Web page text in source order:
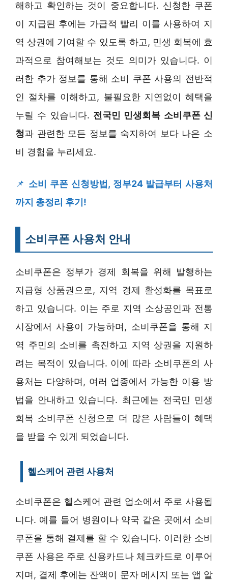
해하고 확인하는 것이 중요합니다. 신청한 쿠폰
이 지급된 후에는 가급적 빨리 이를 사용하여 지
역 상권에 기여할 수 있도록 하고, 민생 회복에 효
과적으로 참여해보는 것도 의미가 있습니다. 이
러한 추가 정보를 통해 소비 쿠폰 사용의 전반적
인 절차를 이해하고, 불필요한 지연없이 혜택을
누릴 수 있습니다. 전국민 민생회복 소비쿠폰 신
청과 관련한 모든 정보를 숙지하여 보다 나은 소
비 경험을 누리세요.
📌 소비 쿠폰 신청방법, 정부24 발급부터 사용처
까지 총정리 후기!
소비쿠폰 사용처 안내
소비쿠폰은 정부가 경제 회복을 위해 발행하는
지급형 상품권으로, 지역 경제 활성화를 목표로
하고 있습니다. 이는 주로 지역 소상공인과 전통
시장에서 사용이 가능하며, 소비쿠폰을 통해 지
역 주민의 소비를 촉진하고 지역 상권을 지원하
려는 목적이 있습니다. 이에 따라 소비쿠폰의 사
용처는 다양하며, 여러 업종에서 가능한 이용 방
법을 안내하고 있습니다. 최근에는 전국민 민생
회복 소비쿠폰 신청으로 더 많은 사람들이 혜택
을 받을 수 있게 되었습니다.
헬스케어 관련 사용처
소비쿠폰은 헬스케어 관련 업소에서 주로 사용됩
니다. 예를 들어 병원이나 약국 같은 곳에서 소비
쿠폰을 통해 결제를 할 수 있습니다. 이러한 소비
쿠폰 사용은 주로 신용카드나 체크카드로 이루어
지며, 결제 후에는 잔액이 문자 메시지 또는 앱 알